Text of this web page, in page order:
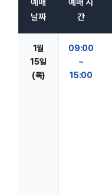
날짜
간
1월
15일
(목)
09:00
~
15:00